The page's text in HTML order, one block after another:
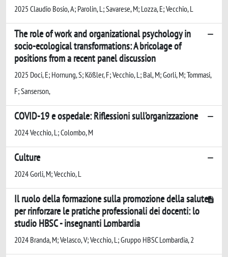
2025 Claudio Bosio, A; Parolin, L; Savarese, M; Lozza, E; Vecchio, L
The role of work and organizational psychology in
socio-ecological transformations: A bricolage of
positions from a recent panel discussion
2025 Doci, E; Hornung, S; Kößler, F; Vecchio, L; Bal, M; Gorli, M; Tommasi,
F; Sanserson,
COVID-19 e ospedale: Riflessioni sull’organizzazione
2024 Vecchio, L; Colombo, M
Culture
2024 Gorli, M; Vecchio, L
Il ruolo della formazione sulla promozione della salute
per rinforzare le pratiche professionali dei docenti: lo
studio HBSC - insegnanti Lombardia
2024 Branda, M; Velasco, V; Vecchio, L; Gruppo HBSC Lombardia, 2